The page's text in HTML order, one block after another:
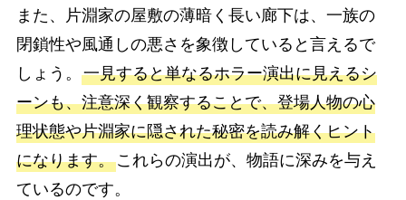
また、片淵家の屋敷の薄暗く長い廊下は、一族の
閉鎖性や風通しの悪さを象徴していると言えるで
しょう。 一見すると単なるホラー演出に見えるシ
ーンも、注意深く観察することで、登場人物の心
理状態や片淵家に隠された秘密を読み解くヒント
になります。これらの演出が、物語に深みを与え
ているのです。